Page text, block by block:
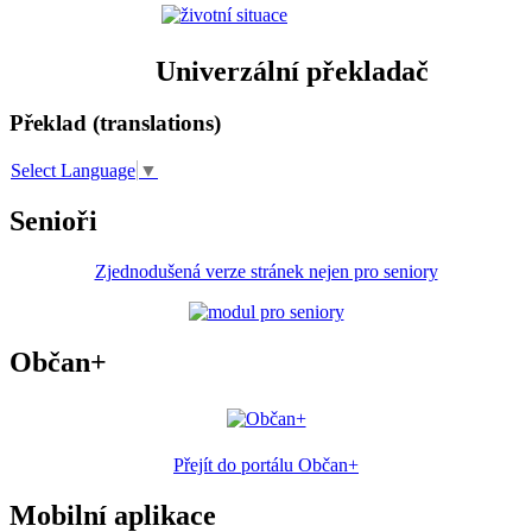
Univerzální překladač
Překlad (translations)
Select Language ▼
Senioři
Zjednodušená verze stránek nejen pro seniory
Občan+
Přejít do portálu Občan+
Mobilní aplikace